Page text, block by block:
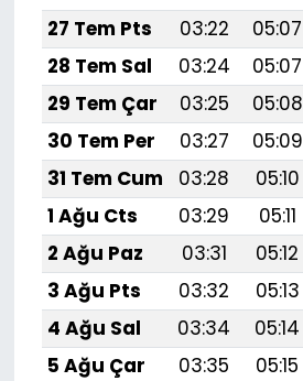
27 Tem Pts
03:22 05:07
28 Tem Sal
03:24 05:07
29 Tem Çar
03:25 05:08
30 Tem Per
03:27 05:09
31 Tem Cum
03:28 05:10
1 Ağu Cts
03:29 05:11
2 Ağu Paz
03:31 05:12
3 Ağu Pts
03:32 05:13
4 Ağu Sal
03:34 05:14
5 Ağu Çar
03:35 05:15